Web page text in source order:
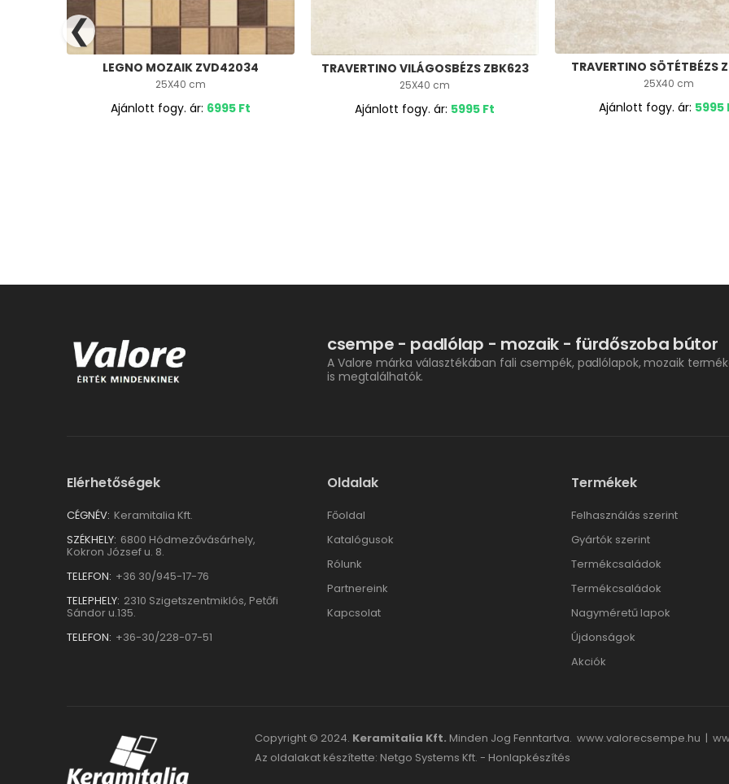
LEGNO MOZAIK ZVD42034
25X40 cm
Ajánlott fogy. ár: 6995 Ft
TRAVERTINO VILÁGOSBÉZS ZBK623
25X40 cm
Ajánlott fogy. ár: 5995 Ft
TRAVERTINO SÖTÉTBÉZS
25X40 cm
Ajánlott fogy. ár: 5995
❮
csempe - padlólap - mozaik - fürdőszoba bútor
A Valore márka választékában fali csempék, padlólapok, mozaik
is megtalálhatók.
Elérhetőségek
CÉGNÉV: Keramitalia Kft.
SZÉKHELY: 6800 Hódmezővásárhely,
Kokron József u. 8.
TELEFON: +36 30/945-17-76
TELEPHELY: 2310 Szigetszentmiklós, Petőfi
Sándor u.135.
TELEFON: +36-30/228-07-51
Oldalak
Főoldal
Katalógusok
Rólunk
Partnereink
Kapcsolat
Termékek
Felhasználás szerint
Gyártók szerint
Termékcsaládok
Termékcsaládok
Nagyméretű lapok
Újdonságok
Akciók
Copyright © 2024. Keramitalia Kft. Minden Jog Fenntartva. www.valorecsempe.hu |
Az oldalakat készítette: Netgo Systems Kft. - Honlapkészítés